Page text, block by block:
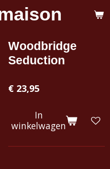
Woodbridge
Seduction
€ 23,95
In
winkelwagen